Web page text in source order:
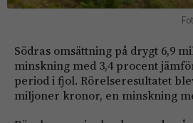
Södras omsättning på drygt 6,9
minskning med 3,4 procent
period i fjol. Rörelseresultatet
miljoner kronor, en minskning